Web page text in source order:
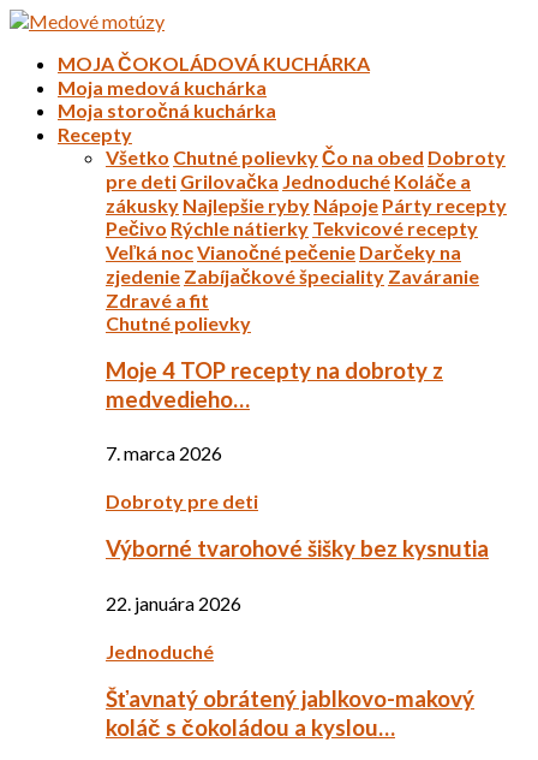
MOJA ČOKOLÁDOVÁ KUCHÁRKA
Moja medová kuchárka
Moja storočná kuchárka
Recepty
Všetko Chutné polievkyČo na obed Dobroty
pre deti Grilovačka Jednoduché Koláče a
zákusky Najlepšie ryby Nápoje Párty recepty
Pečivo Rýchle nátierky Tekvicové recepty
Veľká nocVianočné pečenie Darčeky na
zjedenie Zabíjačkové špeciality Zaváranie
Zdravé a fit
Chutné polievky
Moje 4 TOP recepty na dobroty z
medvedieho…
7. marca 2026
Dobroty pre deti
Výborné tvarohové šišky bez kysnutia
22. januára 2026
Jednoduché
Šťavnatý obrátený jablkovo-makový
koláč s čokoládou a kyslou…